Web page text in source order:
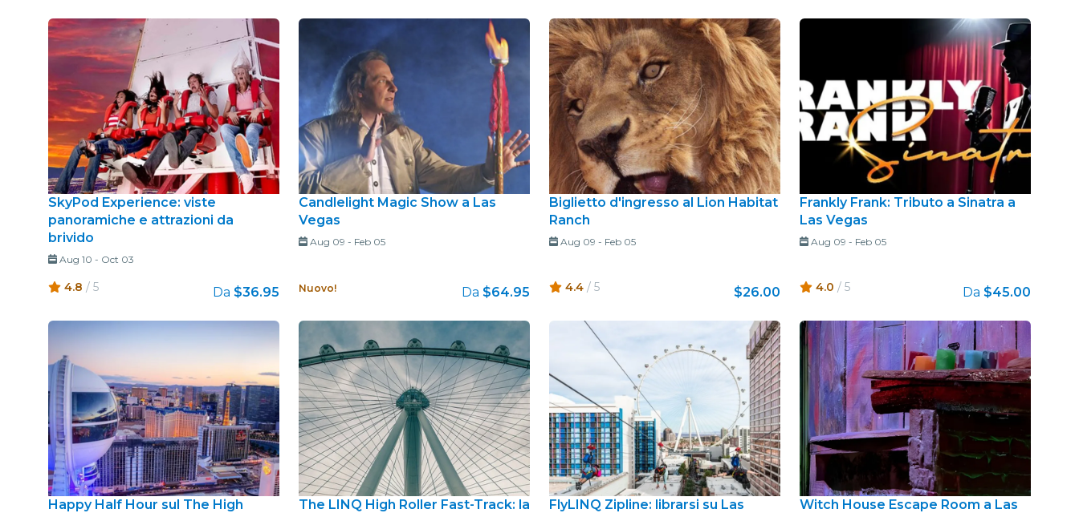
SkyPod Experience: viste
panoramiche e attrazioni da
brivido
Aug 10 - Oct 03
4.8 / 5 Da $36.95
Candlelight Magic Show a Las
Vegas
Aug 09 - Feb 05
Nuovo! Da $64.95
Biglietto d'ingresso al Lion Habitat
Ranch
Aug 09 - Feb 05
4.4 / 5 $26.00
Frankly Frank: Tributo a Sinatra a
Las Vegas
Aug 09 - Feb 05
4.0 / 5 Da $45.00
Happy Half Hour sul The High
The LINQ High Roller Fast-Track: la
FlyLINQ Zipline: librarsi su Las
Witch House Escape Room a Las